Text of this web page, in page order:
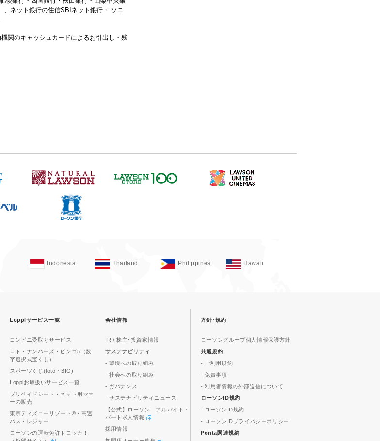
、ネット銀行の住信SBIネット銀行・ ソニ
関のキャッシュカードによるお引出し・残
Indonesia Thailand Philippines Hawaii
Loppiサービス一覧
コンビニ受取りサービス
ロト・ナンバーズ・ビンゴ5（数
字選択式宝くじ）
スポーツくじ(toto・BIG)
Loppiお取扱いサービス一覧
プリペイドシート・ネット用マネ
ーの販売
東京ディズニーリゾート®・高速
バス・レジャー
ローソンの運転免許トロッカ！
会社情報
IR / 株主･投資家情報
サステナビリティ
- 環境への取り組み
- 社会への取り組み
- ガバナンス
- サステナビリティニュース
【公式】ローソン アルバイト・
パート求人情報
採用情報
方針･規約
ローソングループ個人情報保護方針
共通規約
- ご利用規約
- 免責事項
- 利用者情報の外部送信について
ローソンID規約
- ローソンID規約
- ローソンIDプライバシーポリシー
Ponta関連規約